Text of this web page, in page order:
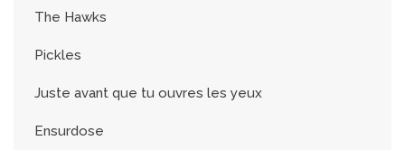
The Hawks
Pickles
Juste avant que tu ouvres les yeux
Ensurdose